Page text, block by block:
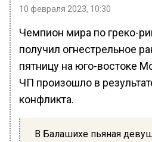
10 февраля 2023, 10:30
Чемпион мира по греко-
получил огнестрельное
пятницу на юго-востоке
ЧП произошло в
конфликта.
В Балашихе пьяная